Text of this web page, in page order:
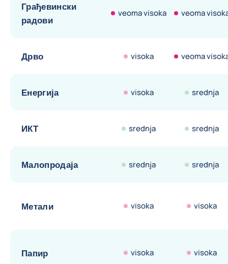
Грађевински
радови
veoma visoka veoma
Дрво visoka veoma
Енергија visoka srednja
ИКТ srednja srednja
Малопродаја srednja srednja
Метали visoka visoka
Папир visoka visoka